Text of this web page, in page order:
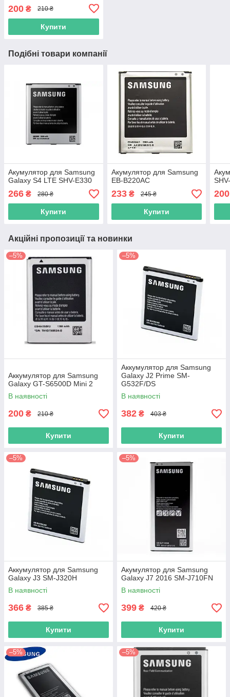
200 ₴ 210 ₴
Купити
Подібні товари компанії
Акумулятор для Samsung
Galaxy S4 LTE SHV-E330
266 ₴ 280 ₴
Купити
Акумулятор для Samsung
EB-B220AC
233₴ 245 ₴
Купити
200
Акційні пропозиції та новинки
–5%
Аккумулятор для Samsung
Galaxy GT-S6500D Mini 2
В наявності
200 ₴ 210 ₴
Купити
–5%
Аккумулятор для Samsung
Galaxy J2 Prime SM-
G532F/DS
В наявності
382 ₴ 403 ₴
Купити
–5%
Аккумулятор для Samsung
Galaxy J3 SM-J320H
В наявності
366 ₴ 385 ₴
Купити
–5%
Акумулятор для Samsung
Galaxy J7 2016 SM-J710FN
В наявності
399 ₴ 420 ₴
Купити
–5% –5%